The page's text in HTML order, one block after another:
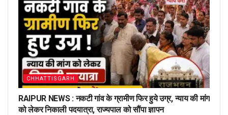
CHHATTISGARH
RAIPUR NEWS : नकटी गांव के ग्रामीण फिर हुये उग्र, न्याय की मांग
को लेकर निकाली पदयात्रा, राज्यपाल को सौंपा ज्ञापन